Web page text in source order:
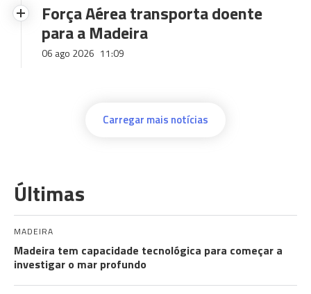
Força Aérea transporta doente
para a Madeira
06 ago 2026 11:09
Carregar mais notícias
Últimas
MADEIRA
Madeira tem capacidade tecnológica para começar a
investigar o mar profundo